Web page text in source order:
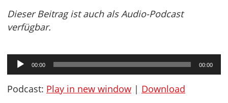
Dieser Beitrag ist auch als Audio-Podcast
verfügbar.
Audio-
Player
00:00 00:00
Podcast: Play in new window | Download